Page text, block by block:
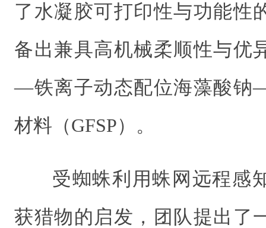
了水凝胶可打印性与功能性
备出兼具高机械柔顺性与优
—铁离子动态配位海藻酸钠
材料（GFSP）。
受蜘蛛利用蛛网远程感
获猎物的启发，团队提出了